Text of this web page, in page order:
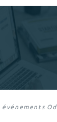
événements